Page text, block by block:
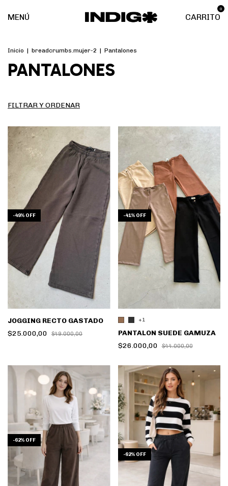
MENÚ CARRITO
0
Inicio | breadcrumbs.mujer-2 | Pantalones
PANTALONES
FILTRAR Y ORDENAR
-49% OFF
JOGGING RECTO GASTADO
$25.000,00
$49.000,00
-41% OFF
+1
PANTALON SUEDE GAMUZA
$26.000,00
$44.000,00
-62% OFF
-62% OFF